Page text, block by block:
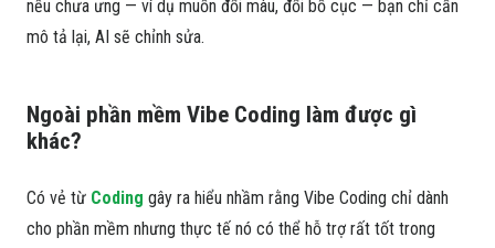
nếu chưa ưng — ví dụ muốn đổi màu, đổi bố cục — bạn chỉ cần
mô tả lại, AI sẽ chỉnh sửa.
Ngoài phần mềm Vibe Coding làm được gì
khác?
Có vẻ từ Coding gây ra hiểu nhầm rằng Vibe Coding chỉ dành
cho phần mềm nhưng thực tế nó có thể hỗ trợ rất tốt trong